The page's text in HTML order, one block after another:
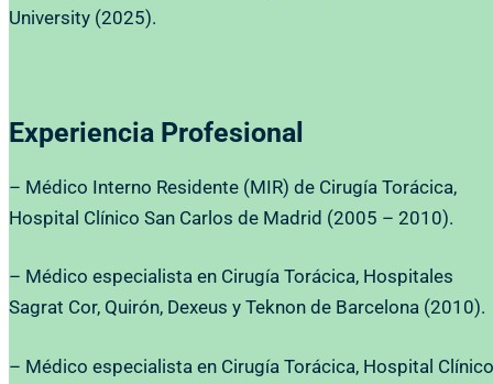
University (2025).
Experiencia Profesional
– Médico Interno Residente (MIR) de Cirugía Torácica,
Hospital Clínico San Carlos de Madrid (2005 – 2010).
– Médico especialista en Cirugía Torácica, Hospitales
Sagrat Cor, Quirón, Dexeus y Teknon de Barcelona (2010).
– Médico especialista en Cirugía Torácica, Hospital Clínico